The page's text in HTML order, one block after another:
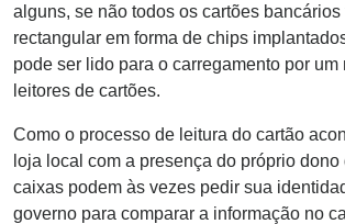
alguns, se não todos os cartões bancários
rectangular em forma de chips
pode ser lido para o carregamento por um
leitores de cartões.
Como o processo de leitura do cartão
loja local com a presença do próprio dono
caixas podem às vezes pedir sua
governo para comparar a informação no